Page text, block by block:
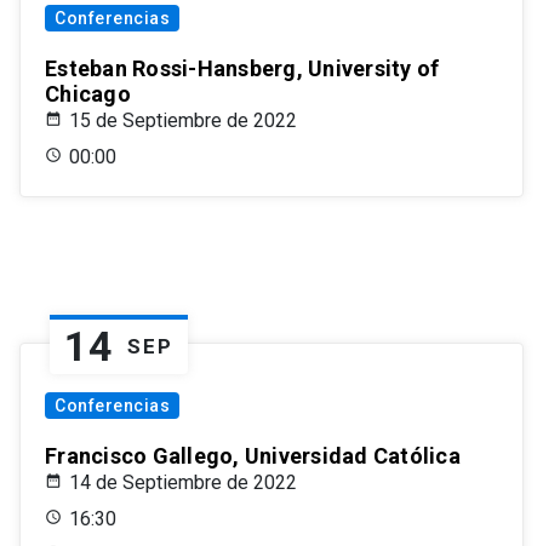
Conferencias
Esteban Rossi-Hansberg, University of
Chicago
15 de Septiembre de 2022
00:00
14 SEP
Conferencias
Francisco Gallego, Universidad Católica
14 de Septiembre de 2022
16:30